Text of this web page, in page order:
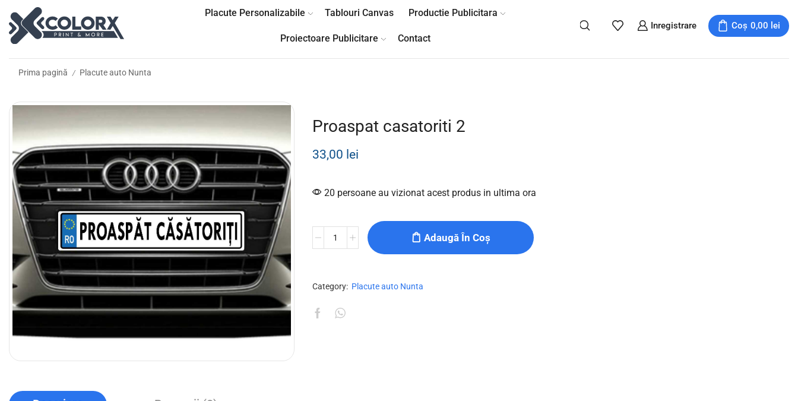
Placute Personalizabile Tablouri Canvas Productie Publicitara
Proiectoare Publicitare Contact
Inregistrare Coș 0,00 lei
Prima pagină / Placute auto Nunta
Proaspat casatoriti 2
33,00 lei
20 persoane au vizionat acest produs in ultima ora
Adaugă În Coș
Category: Placute auto Nunta